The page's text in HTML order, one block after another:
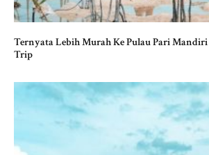
Ternyata Lebih Murah Ke Pulau Pari
Trip